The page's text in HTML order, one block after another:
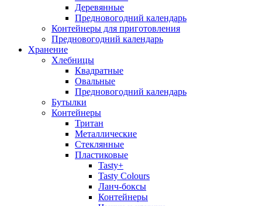
Деревянные
Предновогодний календарь
Контейнеры для приготовления
Предновогодний календарь
Хранение
Хлебницы
Квадратные
Овальные
Предновогодний календарь
Бутылки
Контейнеры
Тритан
Металлические
Стеклянные
Пластиковые
Tasty+
Tasty Colours
Ланч-боксы
Контейнеры